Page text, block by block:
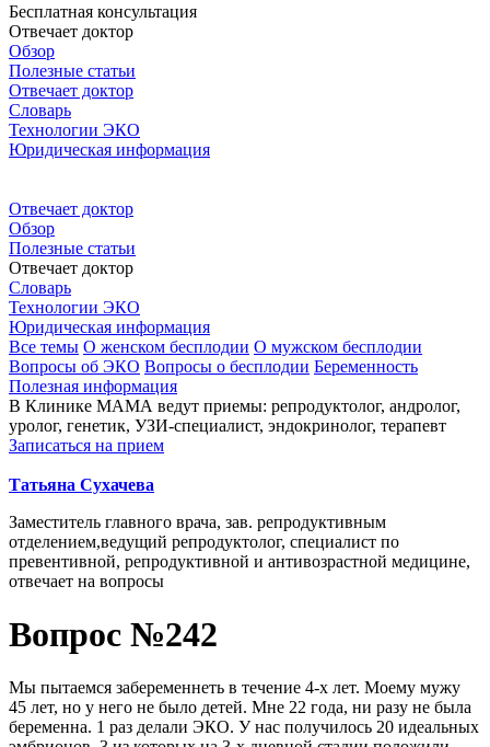
Бесплатная консультация
Отвечает доктор
Обзор
Полезные статьи
Отвечает доктор
Словарь
Технологии ЭКО
Юридическая информация
Отвечает доктор
Обзор
Полезные статьи
Отвечает доктор
Словарь
Технологии ЭКО
Юридическая информация
Все темы О женском бесплодии О мужском бесплодии
Вопросы об ЭКО Вопросы о бесплодии Беременность
Полезная информация
В Клинике МАМА ведут приемы: репродуктолог, андролог,
уролог, генетик, УЗИ-специалист, эндокринолог, терапевт
Записаться на прием
Татьяна Сухачева
Заместитель главного врача, зав. репродуктивным
отделением,ведущий репродуктолог, специалист по
превентивной, репродуктивной и антивозрастной медицине,
отвечает на вопросы
Вопрос №242
Мы пытаемся забеременнеть в течение 4-х лет. Моему мужу
45 лет, но у него не было детей. Мне 22 года, ни разу не была
беременна. 1 раз делали ЭКО. У нас получилось 20 идеальных